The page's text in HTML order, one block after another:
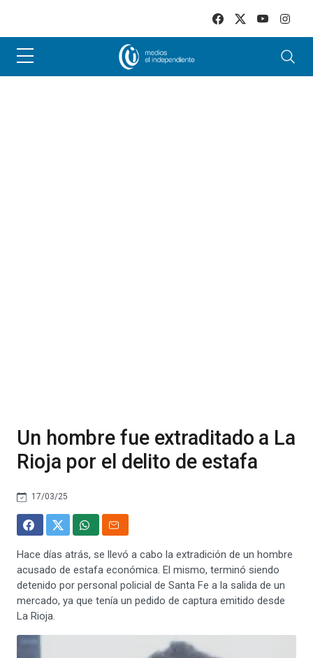
Un hombre fue extraditado a La
Rioja por el delito de estafa
17/03/25
Hace días atrás, se llevó a cabo la extradición de un hombre
acusado de estafa económica. El mismo, terminó siendo
detenido por personal policial de Santa Fe a la salida de un
mercado, ya que tenía un pedido de captura emitido desde
La Rioja.